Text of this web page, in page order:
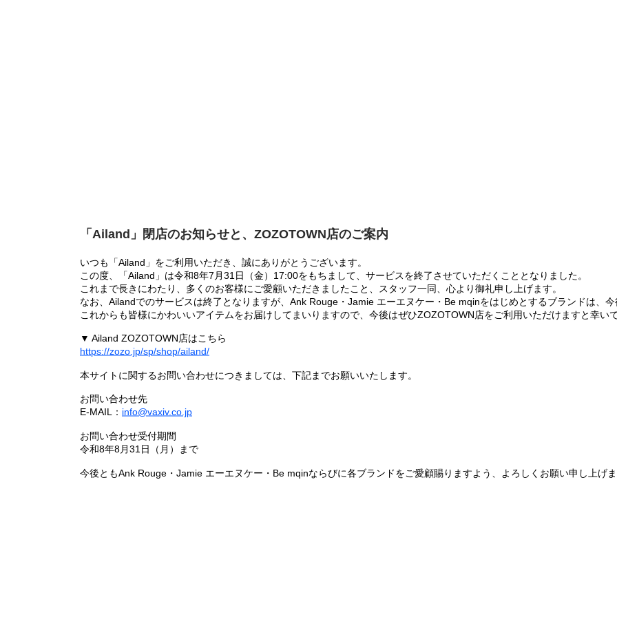
「Ailand」閉店のお知らせと、ZOZOTOWN店のご案内
いつも「Ailand」をご利用いただき、誠にありがとうございます。
この度、「Ailand」は令和8年7月31日（金）17:00をもちまして、サービスを終了させていただくこととなりました。
これまで長きにわたり、多くのお客様にご愛顧いただきましたこと、スタッフ一同、心より御礼申し上げます。
なお、Ailandでのサービスは終了となりますが、Ank Rouge・Jamie エーエヌケー・Be mqinをはじめとするブランドは、
これからも皆様にかわいいアイテムをお届けしてまいりますので、今後はぜひZOZOTOWN店をご利用いただけますと幸いで
▼ Ailand ZOZOTOWN店はこちら
https://zozo.jp/sp/shop/ailand/
本サイトに関するお問い合わせにつきましては、下記までお願いいたします。
お問い合わせ先
E-MAIL： info@vaxiv.co.jp
お問い合わせ受付期間
令和8年8月31日（月）まで
今後ともAnk Rouge・Jamie エーエヌケー・Be mqinならびに各ブランドをご愛顧賜りますよう、よろしくお願い申し上げま